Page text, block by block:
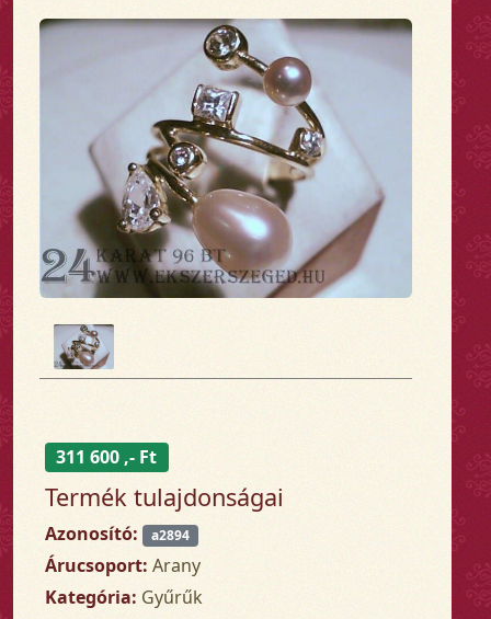
311 600 ,- Ft
Termék tulajdonságai
Azonosító: a2894
Árucsoport: Arany
Kategória: Gyűrűk